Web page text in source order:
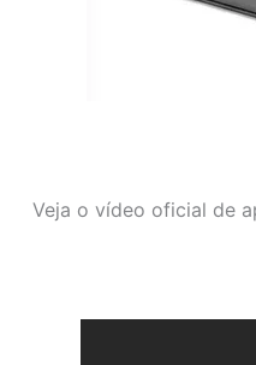
Veja o vídeo oficial de